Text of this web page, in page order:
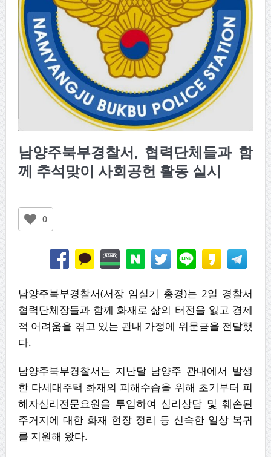
남양주북부경찰서, 협력단체들과 함
께 추석맞이 사회공헌 활동 실시
0
남양주북부경찰서(서장 임실기 총경)는 2일 경찰서
협력단체장들과 함께 화재로 삶의 터전을 잃고 경제
적 어려움을 겪고 있는 관내 가정에 위문금을 전달했
다.
남양주북부경찰서는 지난달 남양주 관내에서 발생
한 다세대주택 화재의 피해수습을 위해 초기부터 피
해자심리전문요원을 투입하여 심리상담 및 훼손된
주거지에 대한 화재 현장 정리 등 신속한 일상 복귀
를 지원해 왔다.